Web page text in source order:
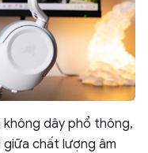
không dây phổ thông,
chất lượng âm